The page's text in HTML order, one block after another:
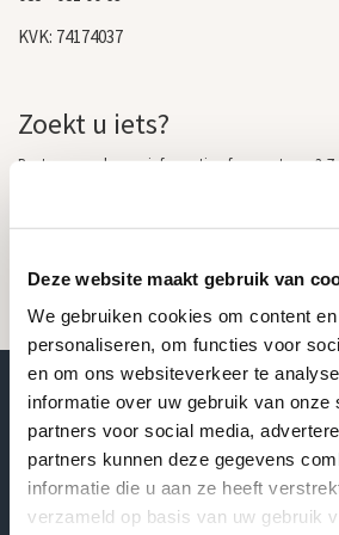
Deze website maakt gebruik van
We gebruiken cookies om content
personaliseren, om functies voor
en om ons websiteverkeer te
informatie over uw gebruik van onze
partners voor social media,
partners kunnen deze gegevens
informatie die u aan ze heeft
verzameld op basis van uw gebruik
KVK: 74174037
Zoekt u iets?
Bent u opzoek naar informatie of een ontwerp?
Wij plaatsen grafstenen bij
Overijssel